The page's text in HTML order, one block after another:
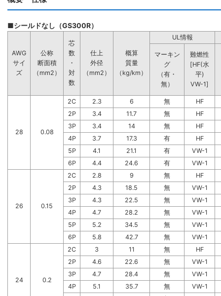
■シールドなし（GS300R）
AWG
サイ
ズ
公称
断面積
（mm2）
芯
数
・
対
数
仕上
外径
（mm2）
概算
質量
（kg/km）
UL情報
マーキン
グ
（有・
無）
難燃性
[HF(水
平)
VW-1]
28 0.08
2C 2.3 6 無
HF
2P
3.4 11.7 無
HF
3P
3.4 14 無
HF
4P
3.7 17.3 有
HF
5P
4.1 21.1 有
VW-1
6P
4.4 24.6 有 VW-1
26 0.15
2C 2.8 9 無
HF
2P
4.3 18.5 無
VW-1
3P
4.3 22.5 無
VW-1
4P
4.7 28.2 無
VW-1
5P
5.2 34.5 無
VW-1
6P
5.8 42.7 無 VW-1
24 0.2
2C 3 11 無
HF
2P
4.6 22.6 無
VW-1
3P
4.7 28.4 無
VW-1
4P
5.1 35.7 無
VW-1